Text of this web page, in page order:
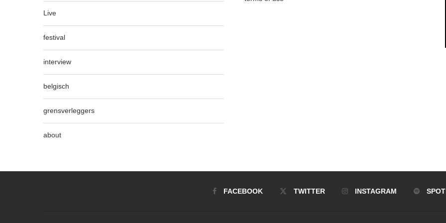
Live
festival
interview
belgisch
grensverleggers
about
FACEBOOK TWITTER INSTAGRAM